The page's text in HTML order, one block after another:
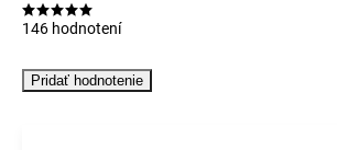
146 hodnotení
Pridať hodnotenie